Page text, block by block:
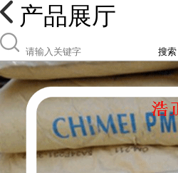
产品展厅
搜索